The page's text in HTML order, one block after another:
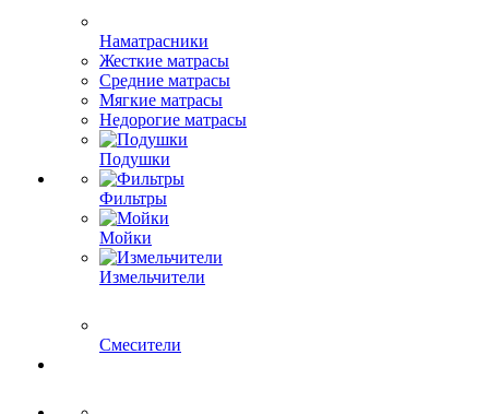
Наматрасники
Жесткие матрасы
Средние матрасы
Мягкие матрасы
Недорогие матрасы
Подушки
Фильтры
Мойки
Измельчители
Смесители